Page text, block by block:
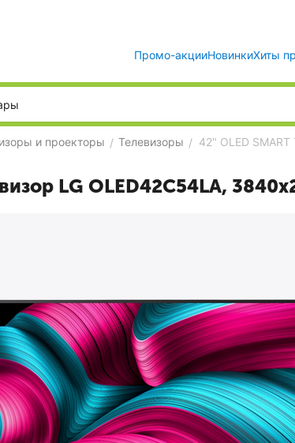
Промо-акцииНовинкиХиты
и проекторы / Телевизоры / 42" OLED
LG OLED42C54LA,